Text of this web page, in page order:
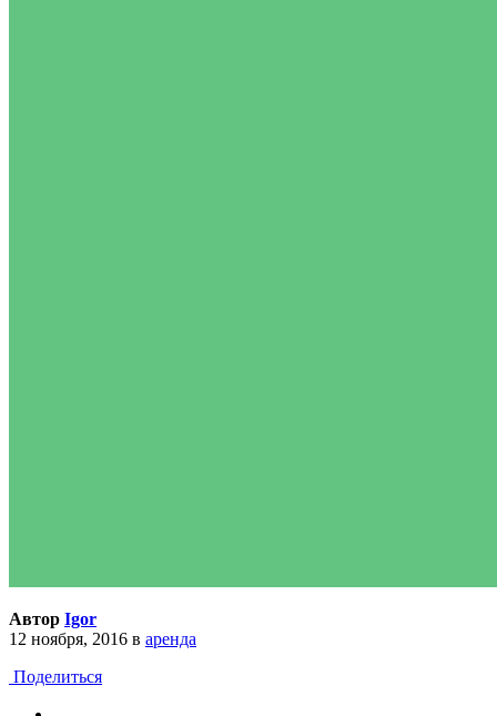
Автор Igor
12 ноября, 2016 в аренда
Поделиться